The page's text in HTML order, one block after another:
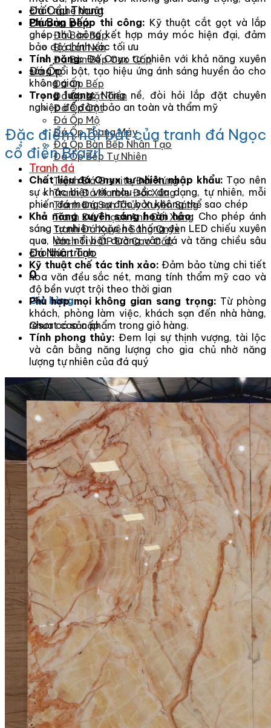
Đá Cầu Thang
Đá Bàn Bếp
Đá Bàn Bếp
Đá Lát Nền
Đá Bàn Bếp Cao Cấp
Đá Ốp
Đá Ốp Bếp
Đá Ốp Mặt Tiền
Đá Ốp Cột
Đá Ốp Mộ
Đá Ốp Thang Máy
Đá Ốp Bàn Bếp Nhân Tạo
Đá Ốp Bếp Tự Nhiên
Tranh đá
Tranh Đá Granite Đối Xứng
Tranh Đá Marble Đối Xứng
Tranh Đá Sơn Thủy Xuyên Sáng
Tranh Đá Thạch Anh Đối Xứng
Tranh Đá Xuyên Sáng Onyx
Vách Tivi ỐP Đá Cao Cấp
Đá Nhân Tạo
0
Giỏ hàng
Chưa có sản phẩm trong giỏ hàng.
chất nghệ thuật
Phương pháp thi công: Kỹ thuật cắt gọt và lắp
ghép thủ công kết hợp máy móc hiện đại, đảm
bảo độ chính xác tối ưu
Tính năng:Đá Onyx tự nhiên với khả năng xuyên
sáng nổi bật, tạo hiệu ứng ánh sáng huyền ảo cho
không gian
Trọng lượng:Nặng nề, đòi hỏi lắp đặt chuyên
nghiệp để đảm bảo an toàn và thẩm mỹ
Đặc điểm nổi bật của tranh đá Ngọc
cổ điển Brazil
Chất liệu đá Onyx tự nhiên nhập khẩu: Tạo nên
sự khác biệt với màu sắc đa dạng, tự nhiên, mỗi
phiến đá mang sự độc bản không thể sao chép
Khả năng xuyên sáng hoàn hảo: Cho phép ánh
sáng tự nhiên hoặc hệ thống đèn LED chiếu xuyên
qua, làm nổi bật đường vân đá và tăng chiều sâu
cho bức tranh
Kỹ thuật chế tác tinh xảo: Đảm bảo từng chi tiết
hoa văn đều sắc nét, mang tính thẩm mỹ cao và
độ bền vượt trội theo thời gian
Phù hợp mọi không gian sang trọng: Từ phòng
khách, phòng làm việc, khách sạn đến nhà hàng,
resort cao cấp
Tính phong thủy: Đem lại sự thịnh vượng, tài lộc
và cân bằng năng lượng cho gia chủ nhờ năng
lượng tự nhiên của đá quý